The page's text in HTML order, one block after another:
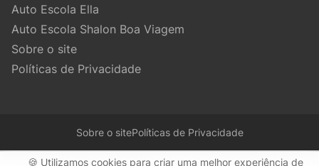
Auto Escola Ella
Auto Escola Shalon Boa Viagem
Sobre o site
Políticas de Privacidade
Sobre o sitePolíticas de Privacidade
🍪 Utilizamos cookies para criar uma melhor experiência de